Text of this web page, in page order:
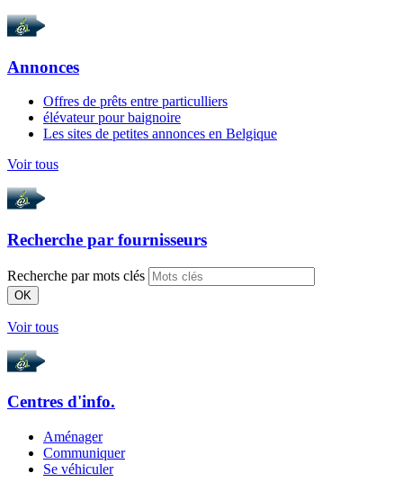
Annonces
Offres de prêts entre particulliers
élévateur pour baignoire
Les sites de petites annonces en Belgique
Voir tous
Recherche par fournisseurs
Recherche par mots clés
OK
Voir tous
Centres d'info.
Aménager
Communiquer
Se véhiculer